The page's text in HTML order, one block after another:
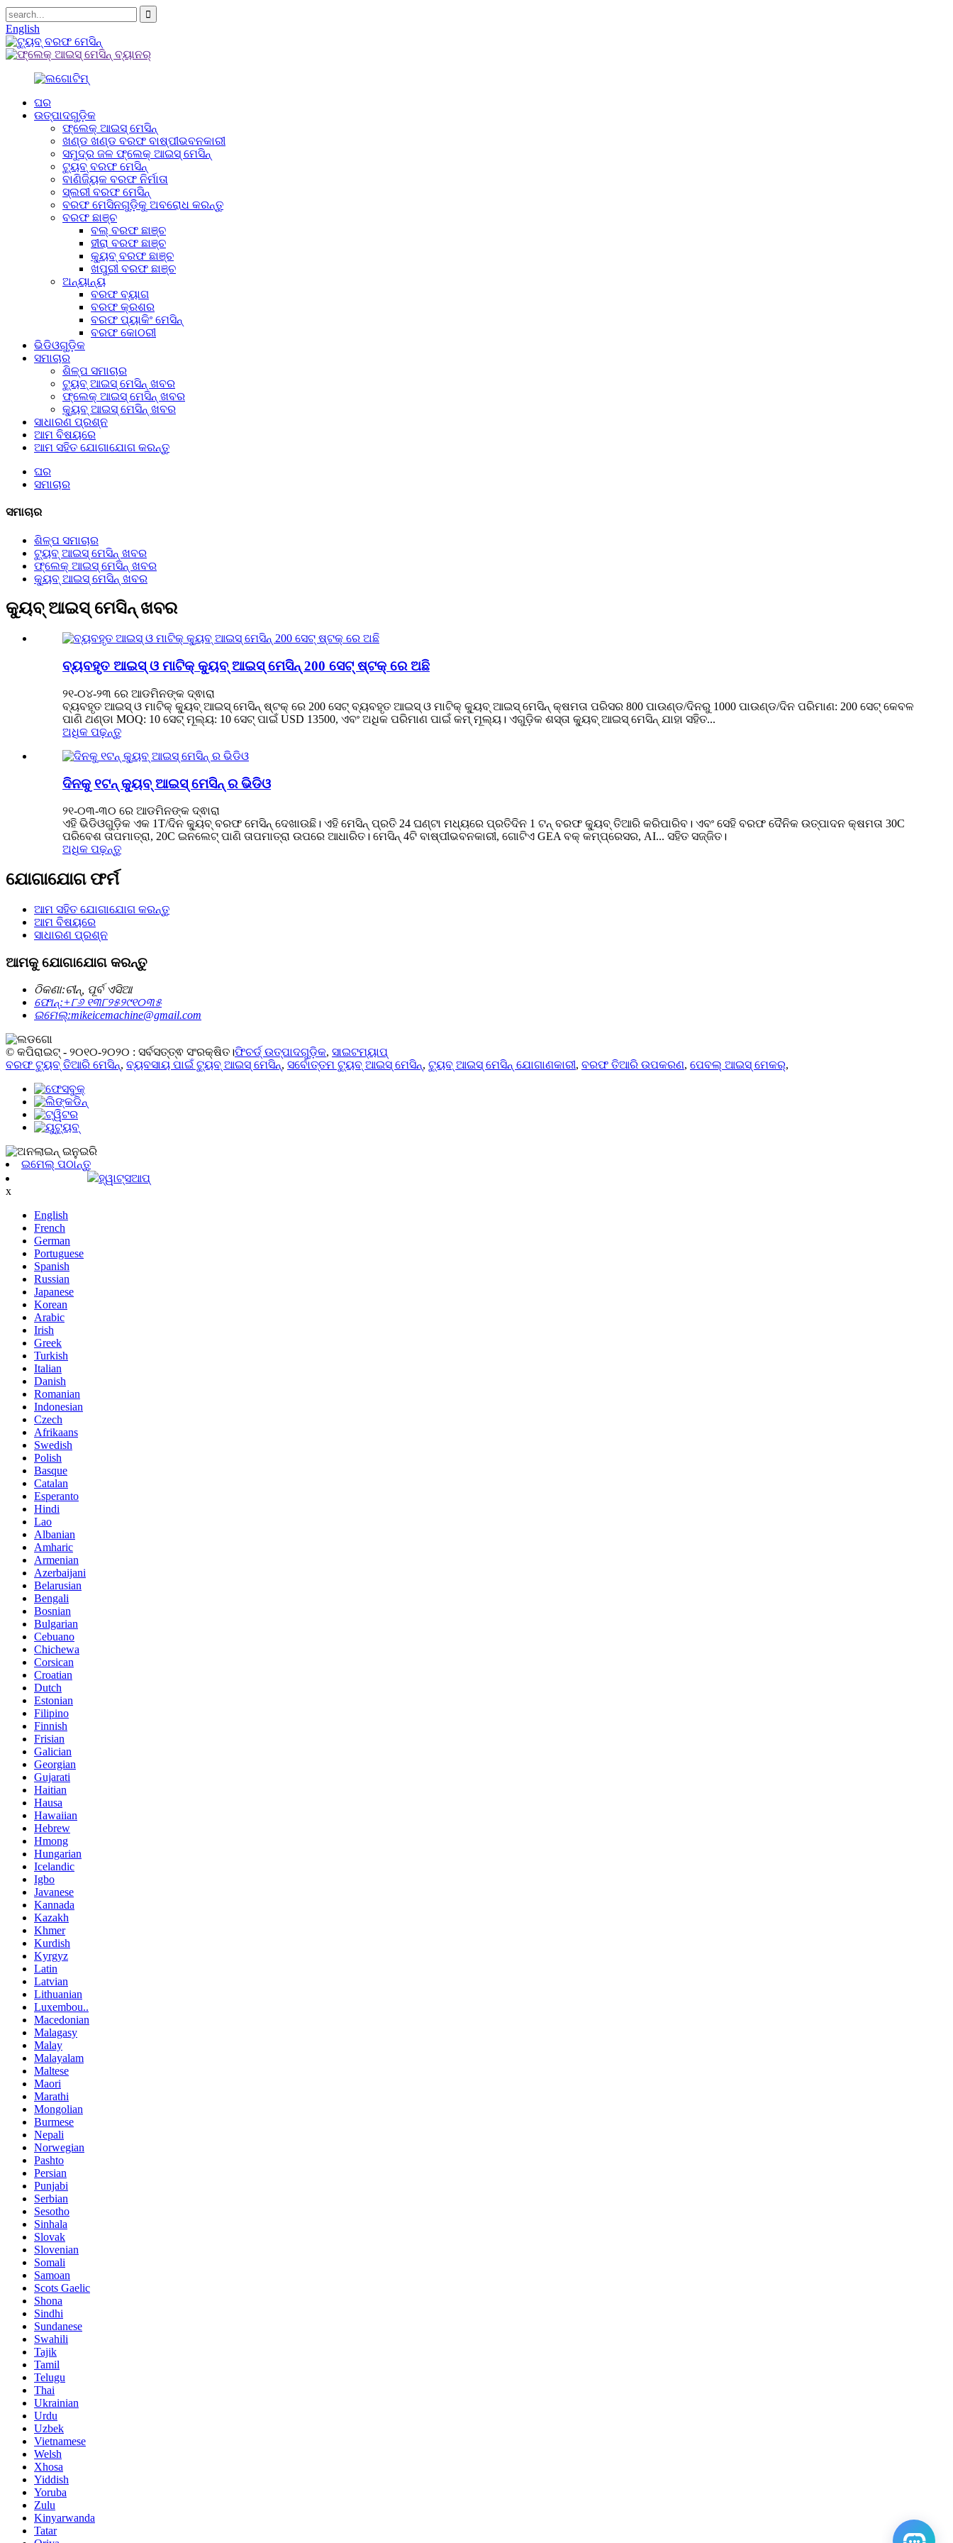
English
ଘର
ଉତ୍ପାଦଗୁଡ଼ିକ
ଫ୍ଲେକ୍ ଆଇସ୍ ମେସିନ୍
ଖଣ୍ଡ ଖଣ୍ଡ ବରଫ ବାଷ୍ପୀଭବନକାରୀ
ସମୁଦ୍ର ଜଳ ଫ୍ଲେକ୍ ଆଇସ୍ ମେସିନ୍
ଟ୍ୟୁବ୍ ବରଫ ମେସିନ୍
ବାଣିଜ୍ୟିକ ବରଫ ନିର୍ମାତା
ସ୍ଲରୀ ବରଫ ମେସିନ୍
ବରଫ ମେସିନଗୁଡ଼ିକୁ ଅବରୋଧ କରନ୍ତୁ
ବରଫ ଛାଞ୍ଚ
ବଲ୍ ବରଫ ଛାଞ୍ଚ
ହୀରା ବରଫ ଛାଞ୍ଚ
କ୍ୟୁବ୍ ବରଫ ଛାଞ୍ଚ
ଖପୁରୀ ବରଫ ଛାଞ୍ଚ
ଅନ୍ୟାନ୍ୟ
ବରଫ ବ୍ୟାଗ
ବରଫ କ୍ରଶର
ବରଫ ପ୍ୟାକିଂ ମେସିନ୍
ବରଫ କୋଠରୀ
ଭିଡିଓଗୁଡ଼ିକ
ସମାଚାର
ଶିଳ୍ପ ସମାଚାର
ଟ୍ୟୁବ୍ ଆଇସ୍ ମେସିନ୍ ଖବର
ଫ୍ଲେକ୍ ଆଇସ୍ ମେସିନ୍ ଖବର
କ୍ୟୁବ୍ ଆଇସ୍ ମେସିନ୍ ଖବର
ସାଧାରଣ ପ୍ରଶ୍ନ
ଆମ ବିଷୟରେ
ଆମ ସହିତ ଯୋଗାଯୋଗ କରନ୍ତୁ
ଘର
ସମାଚାର
ସମାଚାର
ଶିଳ୍ପ ସମାଚାର
ଟ୍ୟୁବ୍ ଆଇସ୍ ମେସିନ୍ ଖବର
ଫ୍ଲେକ୍ ଆଇସ୍ ମେସିନ୍ ଖବର
କ୍ୟୁବ୍ ଆଇସ୍ ମେସିନ୍ ଖବର
କ୍ୟୁବ୍ ଆଇସ୍ ମେସିନ୍ ଖବର
ବ୍ୟବହୃତ ଆଇସ୍ ଓ ମାଟିକ୍ କ୍ୟୁବ୍ ଆଇସ୍ ମେସିନ୍ 200 ସେଟ୍ ଷ୍ଟକ୍ ରେ ଅଛି
୨୧-୦୪-୨୩ ରେ ଆଡମିନଙ୍କ ଦ୍ଵାରା
ବ୍ୟବହୃତ ଆଇସ୍ ଓ ମାଟିକ୍ କ୍ୟୁବ୍ ଆଇସ୍ ମେସିନ୍ ଷ୍ଟକ୍ ରେ 200 ସେଟ୍ ବ୍ୟବହୃତ ଆଇସ୍ ଓ ମାଟିକ୍ କ୍ୟୁବ୍ ଆଇସ୍ ମେସିନ୍ କ୍ଷମତା ପରିସର 800 ପାଉଣ୍ଡ/ଦିନରୁ 1000 ପାଉଣ୍ଡ/ଦିନ ପରିମାଣ: 200 ସେଟ୍ କେବଳ
ପାଣି ଥଣ୍ଡା MOQ: 10 ସେଟ୍ ମୂଲ୍ୟ: 10 ସେଟ୍ ପାଇଁ USD 13500, ଏବଂ ଅଧିକ ପରିମାଣ ପାଇଁ କମ୍ ମୂଲ୍ୟ। ଏଗୁଡ଼ିକ ଶସ୍ତା କ୍ୟୁବ୍ ଆଇସ୍ ମେସିନ୍ ଯାହା ସହିତ...
ଅଧିକ ପଢ଼ନ୍ତୁ
ଦିନକୁ ୧ଟନ୍ କ୍ୟୁବ୍ ଆଇସ୍ ମେସିନ୍ ର ଭିଡିଓ
୨୧-୦୩-୩୦ ରେ ଆଡମିନଙ୍କ ଦ୍ଵାରା
ଏହି ଭିଡିଓଗୁଡ଼ିକ ଏକ 1T/ଦିନ କ୍ୟୁବ୍ ବରଫ ମେସିନ୍ ଦେଖାଉଛି। ଏହି ମେସିନ୍ ପ୍ରତି 24 ଘଣ୍ଟା ମଧ୍ୟରେ ପ୍ରତିଦିନ 1 ଟନ୍ ବରଫ କ୍ୟୁବ୍ ତିଆରି କରିପାରିବ। ଏବଂ ସେହି ବରଫ ଦୈନିକ ଉତ୍ପାଦନ କ୍ଷମତା 30C
ପରିବେଶ ତାପମାତ୍ରା, 20C ଇନଲେଟ୍ ପାଣି ତାପମାତ୍ରା ଉପରେ ଆଧାରିତ। ମେସିନ୍ 4ଟି ବାଷ୍ପୀଭବନକାରୀ, ଗୋଟିଏ GEA ବକ୍ କମ୍ପ୍ରେସର, AI... ସହିତ ସଜ୍ଜିତ।
ଅଧିକ ପଢ଼ନ୍ତୁ
ଯୋଗାଯୋଗ ଫର୍ମ
ଆମ ସହିତ ଯୋଗାଯୋଗ କରନ୍ତୁ
ଆମ ବିଷୟରେ
ସାଧାରଣ ପ୍ରଶ୍ନ
ଆମକୁ ଯୋଗାଯୋଗ କରନ୍ତୁ
ଠିକଣା:ଚୀନ୍, ପୂର୍ବ ଏସିଆ
ଫୋନ୍:+୮୬ ୧୩୮୨୫୨୯୧୦୩୫
ଇମେଲ୍:mikeicemachine@gmail.com
© କପିରାଇଟ୍ - ୨୦୧୦-୨୦୨୦ : ସର୍ବସତ୍ତ୍ଵ ସଂରକ୍ଷିତ।ଫିଚର୍ଡ୍ ଉତ୍ପାଦଗୁଡ଼ିକ, ସାଇଟମ୍ୟାପ୍
ବରଫ ଟ୍ୟୁବ୍ ତିଆରି ମେସିନ୍, ବ୍ୟବସାୟ ପାଇଁ ଟ୍ୟୁବ୍ ଆଇସ୍ ମେସିନ୍, ସର୍ବୋତ୍ତମ ଟ୍ୟୁବ୍ ଆଇସ୍ ମେସିନ୍, ଟ୍ୟୁବ୍ ଆଇସ୍ ମେସିନ୍ ଯୋଗାଣକାରୀ, ବରଫ ତିଆରି ଉପକରଣ, ପେବଲ୍ ଆଇସ୍ ମେକର୍,
ଇମେଲ୍ ପଠାନ୍ତୁ
ହ୍ୱାଟ୍ସଆପ୍
x
English
French
German
Portuguese
Spanish
Russian
Japanese
Korean
Arabic
Irish
Greek
Turkish
Italian
Danish
Romanian
Indonesian
Czech
Afrikaans
Swedish
Polish
Basque
Catalan
Esperanto
Hindi
Lao
Albanian
Amharic
Armenian
Azerbaijani
Belarusian
Bengali
Bosnian
Bulgarian
Cebuano
Chichewa
Corsican
Croatian
Dutch
Estonian
Filipino
Finnish
Frisian
Galician
Georgian
Gujarati
Haitian
Hausa
Hawaiian
Hebrew
Hmong
Hungarian
Icelandic
Igbo
Javanese
Kannada
Kazakh
Khmer
Kurdish
Kyrgyz
Latin
Latvian
Lithuanian
Luxembou..
Macedonian
Malagasy
Malay
Malayalam
Maltese
Maori
Marathi
Mongolian
Burmese
Nepali
Norwegian
Pashto
Persian
Punjabi
Serbian
Sesotho
Sinhala
Slovak
Slovenian
Somali
Samoan
Scots Gaelic
Shona
Sindhi
Sundanese
Swahili
Tajik
Tamil
Telugu
Thai
Ukrainian
Urdu
Uzbek
Vietnamese
Welsh
Xhosa
Yiddish
Yoruba
Zulu
Kinyarwanda
Tatar